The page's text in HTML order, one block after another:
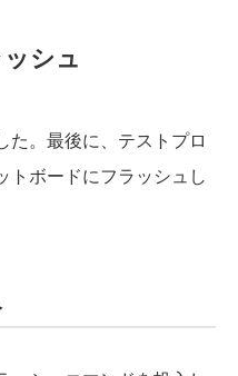
シュ
。最後に、テストプロ
トボードにフラッシュし